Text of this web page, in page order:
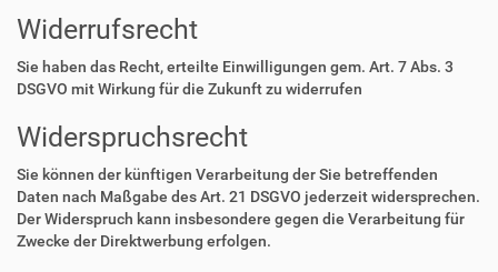
Widerrufsrecht
Sie haben das Recht, erteilte Einwilligungen gem. Art. 7 Abs. 3
DSGVO mit Wirkung für die Zukunft zu widerrufen
Widerspruchsrecht
Sie können der künftigen Verarbeitung der Sie betreffenden
Daten nach Maßgabe des Art. 21 DSGVO jederzeit widersprechen.
Der Widerspruch kann insbesondere gegen die Verarbeitung für
Zwecke der Direktwerbung erfolgen.